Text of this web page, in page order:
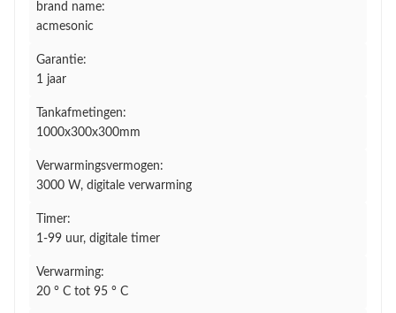
brand name:
acmesonic
Garantie:
1 jaar
Tankafmetingen:
1000x300x300mm
Verwarmingsvermogen:
3000 W, digitale verwarming
Timer:
1-99 uur, digitale timer
Verwarming:
20 ° C tot 95 ° C